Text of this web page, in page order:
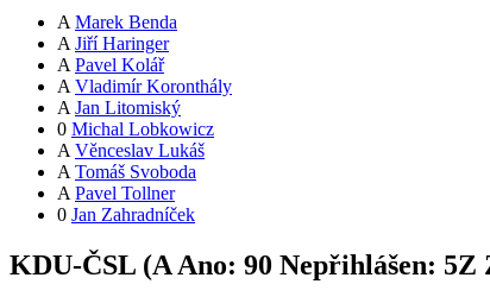
A Marek Benda
A Jiří Haringer
A Pavel Kolář
A Vladimír Koronthály
A Jan Litomiský
0 Michal Lobkowicz
A Věnceslav Lukáš
A Tomáš Svoboda
A Pavel Tollner
0 Jan Zahradníček
KDU-ČSL (A Ano: 90 Nepřihlášen: 5Z